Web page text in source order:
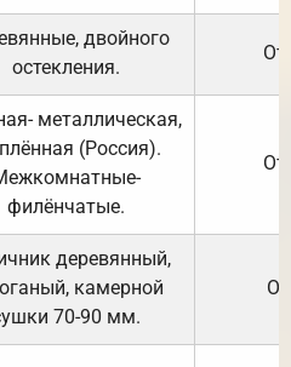
двойного
остекления.
металлическая,
(Россия).
филёнчатые.
деревянный,
камерной
70-90 мм.